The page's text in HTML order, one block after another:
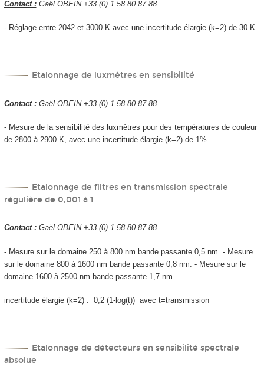
Contact :Gaël OBEIN +33 (0) 1 58 80 87 88
- Réglage entre 2042 et 3000 K avec une incertitude élargie (k=2) de 30 K.
Etalonnage de luxmètres en sensibilité
Contact :Gaël OBEIN +33 (0) 1 58 80 87 88
- Mesure de la sensibilité des luxmètres pour des températures de couleur
de 2800 à 2900 K, avec une incertitude élargie (k=2) de 1%.
Etalonnage de filtres en transmission spectrale
régulière de 0,001 à 1
Contact :Gaël OBEIN +33 (0) 1 58 80 87 88
- Mesure sur le domaine 250 à 800 nm bande passante 0,5 nm. - Mesure
sur le domaine 800 à 1600 nm bande passante 0,8 nm. - Mesure sur le
domaine 1600 à 2500 nm bande passante 1,7 nm.
incertitude élargie (k=2) : 0,2 (1-log(t)) avec t=transmission
Etalonnage de détecteurs en sensibilité spectrale
absolue